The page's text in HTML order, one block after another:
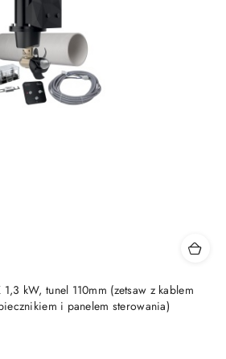
kW, tunel 110mm (zetsaw z kablem
i panelem sterowania)